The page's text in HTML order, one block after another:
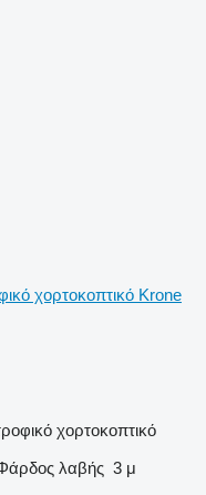
χορτοκοπτικό Krone
χορτοκοπτικό
λαβής 3 μ